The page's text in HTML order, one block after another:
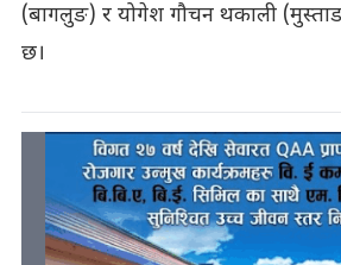
(बागलुङ) र योगेश गौचन थकाली
छ।